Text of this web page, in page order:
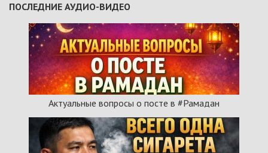
ПОСЛЕДНИЕ АУДИО-ВИДЕО
Актуальные вопросы о посте в #Рамадан